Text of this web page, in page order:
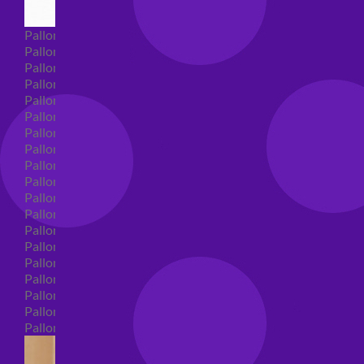
Palloncini Super Shape
Palloncini nascita super shape
Palloncini Battesimo super shape
Palloncini primo compleanno super shape
Palloncini personaggi super shape
Palloncini Comunione super shape
Palloncini cresima super shape
Palloncini laurea super shape
Palloncini compleanno super shape
Palloncini 18 anni super shape
Palloncini 30 anni super shape
Palloncini Altre ricorrenze super shape
Palloncini 40 anni super shape
Palloncini Animali super shape
Palloncini 50 anni super shape
Palloncini 60/70/80/90/100 anni super shape
Palloncini matrimonio super shape
Palloncini anniversario super shape
Palloncini generici super shape